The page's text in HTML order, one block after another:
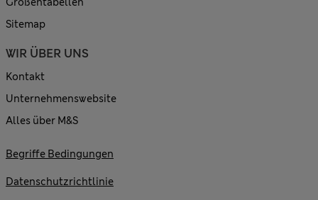
Sitemap
WIR ÜBER UNS
Kontakt
Unternehmenswebsite
Alles über M&S
Begriffe Bedingungen
Datenschutzrichtlinie